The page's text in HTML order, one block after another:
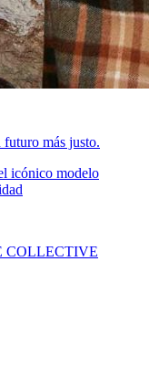
más justo.
COLLECTIVE